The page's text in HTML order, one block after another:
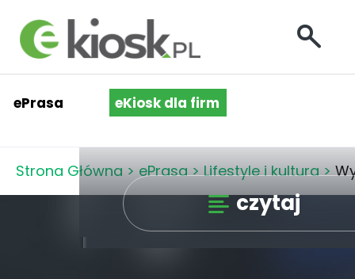
ePrasa eKiosk dla firm
Strona Główna > ePrasa > Lifestyle i kultura >
czytaj